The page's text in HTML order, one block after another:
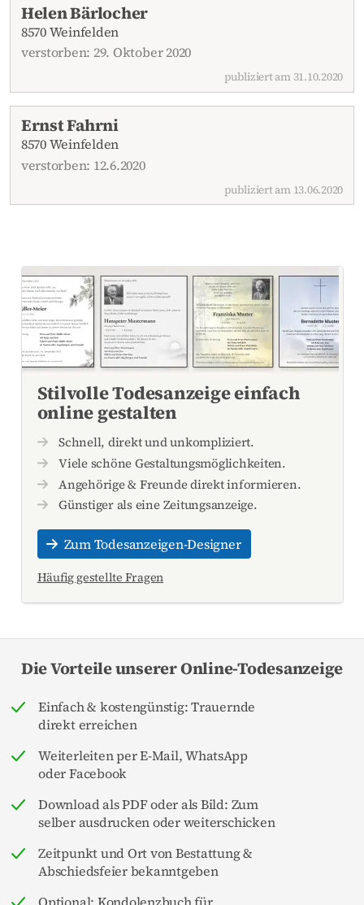
Helen Bärlocher
8570 Weinfelden
verstorben: 29. Oktober 2020
publiziert am 31.10.2020
Ernst Fahrni
8570 Weinfelden
verstorben: 12.6.2020
publiziert am 13.06.2020
Stilvolle Todesanzeige einfach
online gestalten
Schnell, direkt und unkompliziert.
Viele schöne Gestaltungsmöglichkeiten.
Angehörige & Freunde direkt informieren.
Günstiger als eine Zeitungsanzeige.
Zum Todesanzeigen-Designer
Häufig gestellte Fragen
Die Vorteile unserer Online-Todesanzeige
Einfach & kostengünstig: Trauernde
direkt erreichen
Weiterleiten per E-Mail, WhatsApp
oder Facebook
Download als PDF oder als Bild: Zum
selber ausdrucken oder weiterschicken
Zeitpunkt und Ort von Bestattung &
Abschiedsfeier bekanntgeben